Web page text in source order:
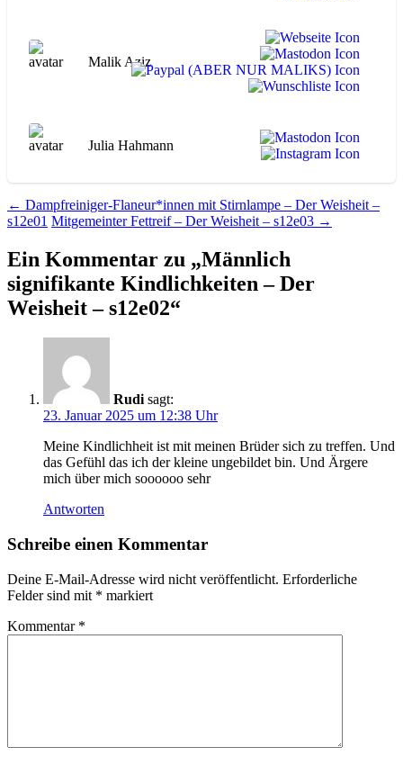
Malik Aziz
Julia Hahmann
Beitragsnavigation
← Dampfreiniger-Flaneur*innen mit Stirnlampe – Der Weisheit –
s12e01 Mitgemeinter Fettreif – Der Weisheit – s12e03 →
Ein Kommentar zu „Männlich
signifikante Kindlichkeiten – Der
Weisheit – s12e02“
Rudi sagt:
23. Januar 2025 um 12:38 Uhr
Meine Kindlichheit ist mit meinen Brüder sich zu treffen. Und
das Gefühl das ich der kleine ungebildet bin. Und Ärgere
mich über mich soooooo sehr
Antworten
Schreibe einen Kommentar
Deine E-Mail-Adresse wird nicht veröffentlicht. Erforderliche
Felder sind mit * markiert
Kommentar *